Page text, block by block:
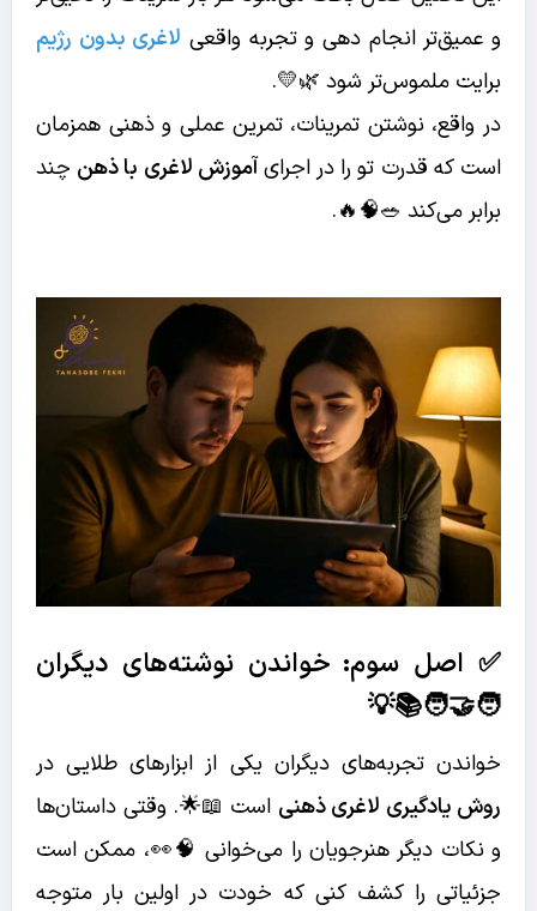
و عمیق‌تر انجام دهی و تجربه واقعی لاغری بدون رژیم
برایت ملموس‌تر شود 🌿💛.
در واقع، نوشتن تمرینات، تمرین عملی و ذهنی همزمان
است که قدرت تو را در اجرایآموزش لاغری با ذهن چند
برابر می‌کند 🥗🧠🔥.
✅ اصل سوم: خواندن نوشته‌های دیگران
🧑‍🤝‍🧑📚💡
خواندن تجربه‌های دیگران یکی از ابزارهای طلایی در
روش یادگیری لاغری ذهنی است 📖🌟. وقتی داستان‌ها
و نکات دیگر هنرجویان را می‌خوانی 🧠👀، ممکن است
جزئیاتی را کشف کنی که خودت در اولین بار متوجه